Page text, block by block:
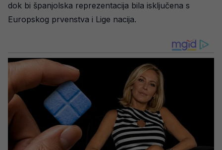
dok bi španjolska reprezentacija bila isključena s
Europskog prvenstva i Lige nacija.